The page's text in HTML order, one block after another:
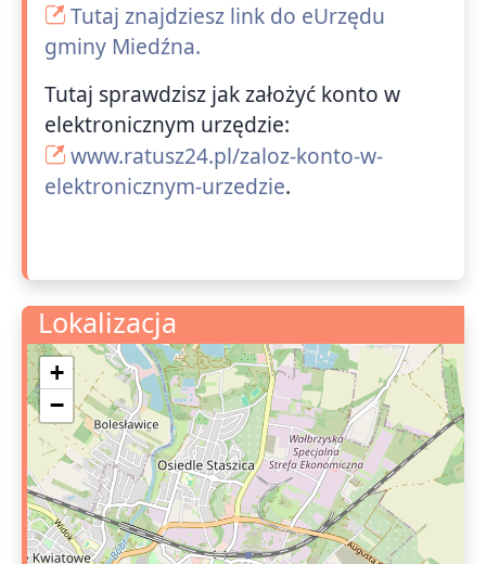
Tutaj znajdziesz link do eUrzędu
gminy Miedźna.
Tutaj sprawdzisz jak założyć konto w
elektronicznym urzędzie:
www.ratusz24.pl/zaloz-konto-w-
elektronicznym-urzedzie.
Lokalizacja
+
−